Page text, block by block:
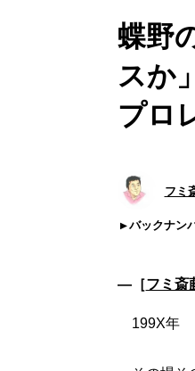
蝶野
スか
プロ
フミ
バックナン
―［フミ斎
199X年